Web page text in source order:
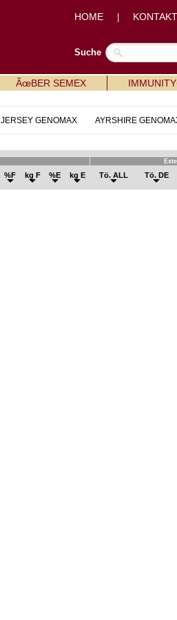
HOME KONTAKT
Suche
ÃœBER SEMEX
JERSEY GENOMAX AYRSHIRE
%F kg F %E kg E Tö. ALL Tö. DE